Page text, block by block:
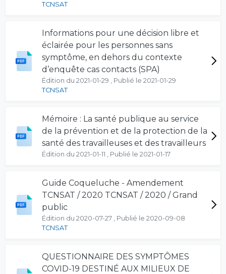
TCNSAT
Informations pour une décision libre et
éclairée pour les personnes sans
symptôme, en dehors du contexte
d’enquête cas contacts (SPA)
Édition du 2021-01-29 , Publié le 2021-01-29
TCNSAT
Mémoire : La santé publique au service
de la prévention et de la protection de la
santé des travailleuses et des travailleurs
Édition du 2021-01-11 , Publié le 2021-01-17
Guide Coqueluche - Amendement
TCNSAT / 2020 TCNSAT / 2020 / Grand
public
Édition du 2020-07-27 , Publié le 2020-09-08
TCNSAT
QUESTIONNAIRE DES SYMPTÔMES
COVID-19 DESTINÉ AUX MILIEUX DE